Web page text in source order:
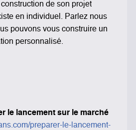
de son projet
en individuel. Parlez nous
pouvons vous construire un
personnalisé.
le lancement sur le marché
preparer-le-lancement-